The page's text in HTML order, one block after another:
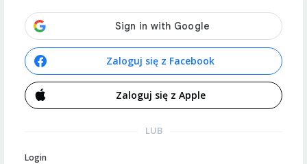
Zaloguj się z Facebook
Zaloguj się z Apple
LUB
Login